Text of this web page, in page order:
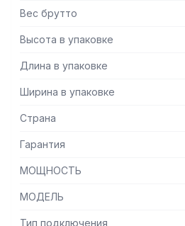
— 2 скорости вентиляции
равномерности приготовления
— USB-порт
Панель управления:
четкости для отображения
— Цветной TFT дисплей с
программ, вентиляции,
Вес брутто
Высота в упаковке
Длина в упаковке
Ширина в упаковке
Страна
Гарантия
МОЩНОСТЬ
МОДЕЛЬ
Тип подключения